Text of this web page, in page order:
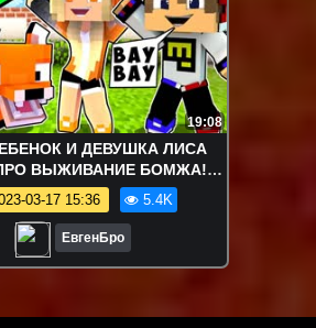
19:08
И ДЕВУШКА ЛИСА
ВЫЖИВАНИЕ БОМЖА!
В РЕАЛЬНОЙ ЖИЗНИ
ТРОЛЛИНГ
03-17 15:36 5.4K
ЕвгенБро